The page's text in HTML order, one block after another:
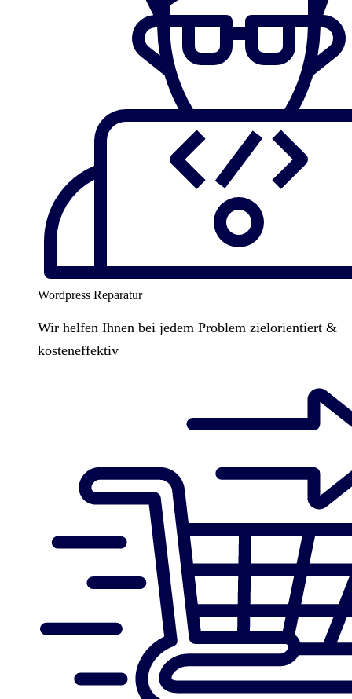
Wordpress Reparatur
Wir helfen Ihnen bei jedem Problem zielorientiert &
kosteneffektiv